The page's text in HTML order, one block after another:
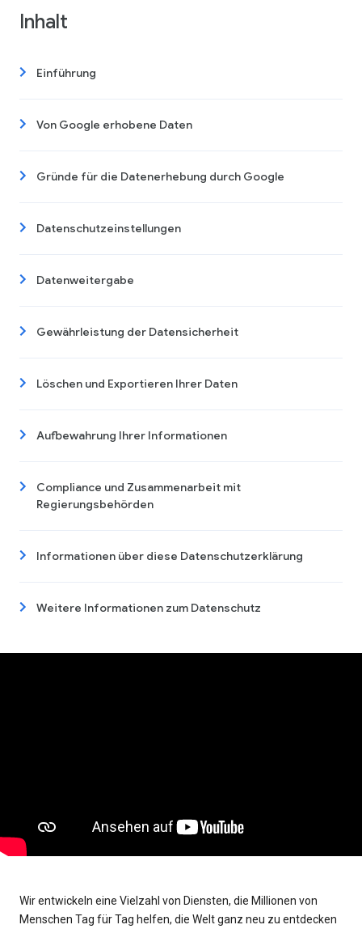
Inhalt
Einführung
Von Google erhobene Daten
Gründe für die Datenerhebung durch Google
Datenschutzeinstellungen
Datenweitergabe
Gewährleistung der Datensicherheit
Löschen und Exportieren Ihrer Daten
Aufbewahrung Ihrer Informationen
Compliance und Zusammenarbeit mit
Regierungsbehörden
Informationen über diese Datenschutzerklärung
Weitere Informationen zum Datenschutz
Wir entwickeln eine Vielzahl von Diensten, die Millionen von
Menschen Tag für Tag helfen, die Welt ganz neu zu entdecken